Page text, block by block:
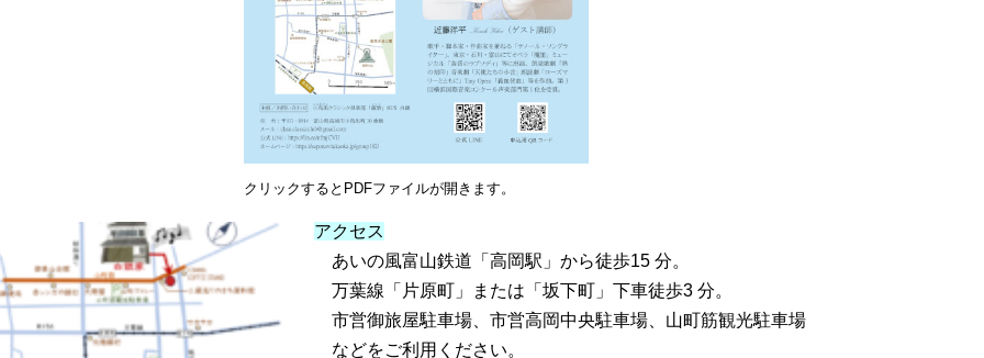
クリックするとPDFファイルが開きます。
アクセス
あいの風富山鉄道「高岡駅」から徒歩15 分。
万葉線「片原町」または「坂下町」下車徒歩3 分。
市営御旅屋駐車場、市営高岡中央駐車場、山町筋観光駐車場
などをご利用ください。